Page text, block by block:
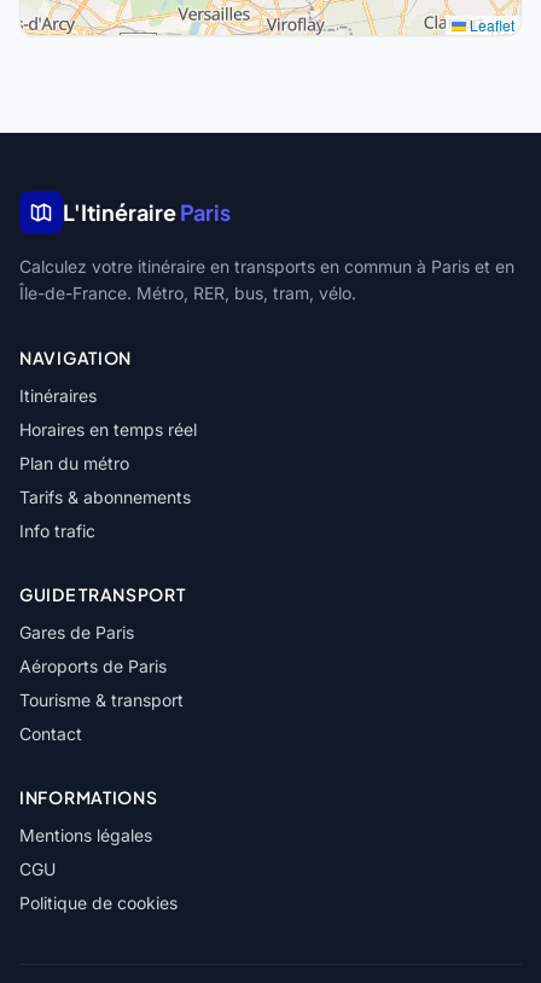
Leaflet
L'ItinéraireParis
Calculez votre itinéraire en transports en commun à Paris et en
Île-de-France. Métro, RER, bus, tram, vélo.
NAVIGATION
Itinéraires
Horaires en temps réel
Plan du métro
Tarifs & abonnements
Info trafic
GUIDE TRANSPORT
Gares de Paris
Aéroports de Paris
Tourisme & transport
Contact
INFORMATIONS
Mentions légales
CGU
Politique de cookies